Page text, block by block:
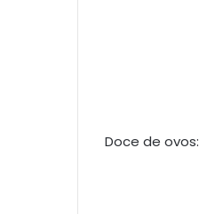
Doce de ovos: